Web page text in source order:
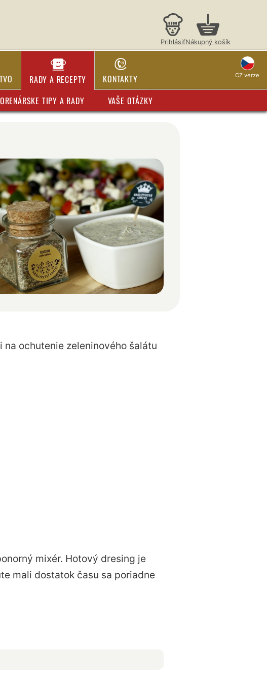
PrihlásiťNákupný košík
RADY A RECEPTY KONTAKTY CZ verze
TIPY A RADY VAŠE OTÁZKY
ochutenie zeleninového šalátu
mixér. Hotový dresing je
mali dostatok času sa poriadne